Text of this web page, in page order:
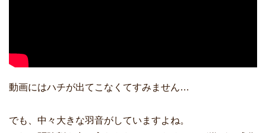
動画にはハチが出てこなくてすみません…
でも、中々大きな羽音がしていますよね。